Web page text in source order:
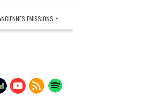
EMISSIONS »